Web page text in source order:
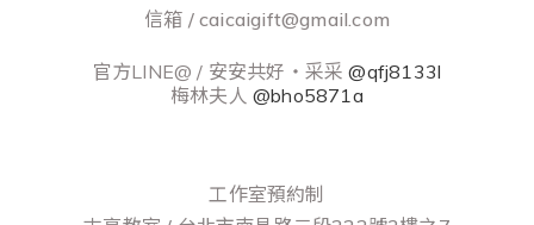
信箱 / caicaigift@gmail.com
官方LINE@ / 安安共好‧采采@qfj8133l
梅林夫人@bho5871a
工作室預約制